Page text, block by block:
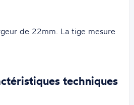
de 22mm. La tige mesure
techniques